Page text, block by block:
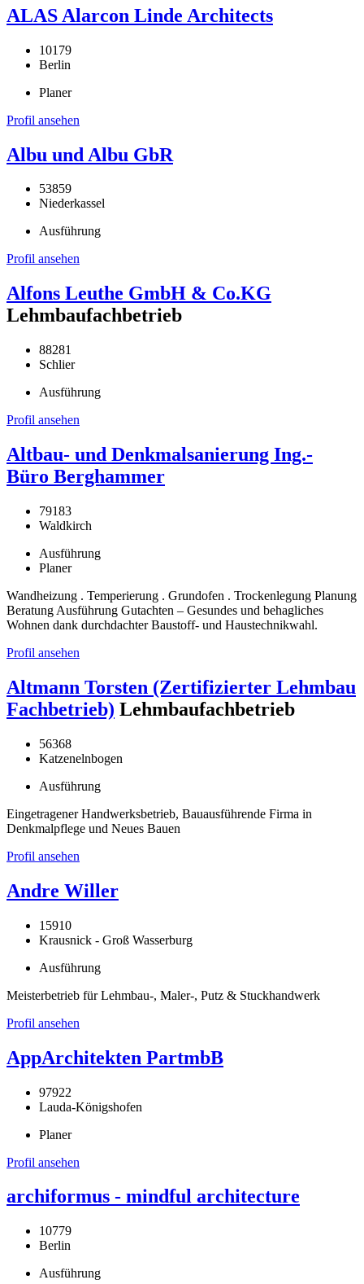
ALAS Alarcon Linde Architects
10179
Berlin
Planer
Profil ansehen
Albu und Albu GbR
53859
Niederkassel
Ausführung
Profil ansehen
Alfons Leuthe GmbH & Co.KG
Lehmbaufachbetrieb
88281
Schlier
Ausführung
Profil ansehen
Altbau- und Denkmalsanierung Ing.-
Büro Berghammer
79183
Waldkirch
Ausführung
Planer
Wandheizung . Temperierung . Grundofen . Trockenlegung Planung
Beratung Ausführung Gutachten – Gesundes und behagliches
Wohnen dank durchdachter Baustoff- und Haustechnikwahl.
Profil ansehen
Altmann Torsten (Zertifizierter Lehmbau
Fachbetrieb) Lehmbaufachbetrieb
56368
Katzenelnbogen
Ausführung
Eingetragener Handwerksbetrieb, Bauausführende Firma in
Denkmalpflege und Neues Bauen
Profil ansehen
Andre Willer
15910
Krausnick - Groß Wasserburg
Ausführung
Meisterbetrieb für Lehmbau-, Maler-, Putz & Stuckhandwerk
Profil ansehen
AppArchitekten PartmbB
97922
Lauda-Königshofen
Planer
Profil ansehen
archiformus - mindful architecture
10779
Berlin
Ausführung